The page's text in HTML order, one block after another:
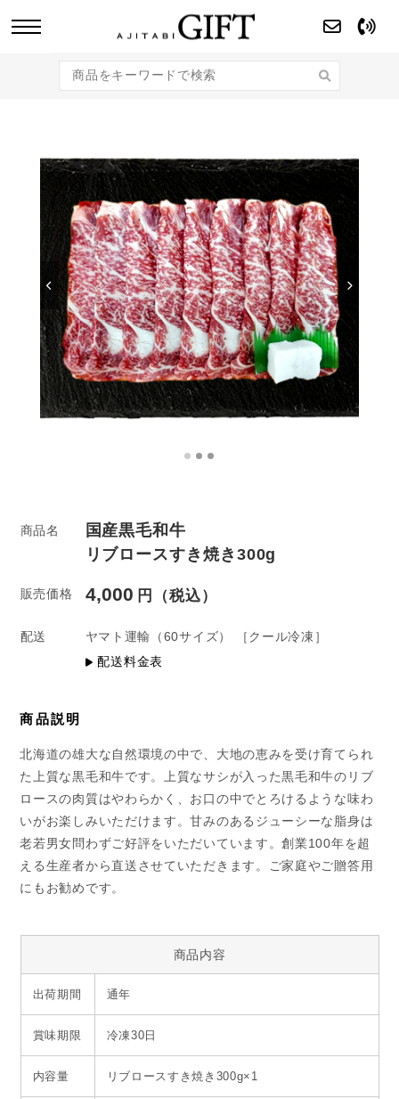
のギフト商品をご提案します。
商品名
国産黒毛和牛
リブロースすき焼き300g
販売価格 4,000
配送 ヤマト運輸 （60サイズ）
［クール冷凍］
配送料金表
商品説明
北海道の雄大な自然環境の中で、大地の恵みを受け育てられ
た上質な黒毛和牛です。上質なサシが入った黒毛和牛のリブ
ロースの肉質はやわらかく、お口の中でとろけるような味わ
いがお楽しみいただけます。甘みのあるジューシーな脂身は
老若男女問わずご好評をいただいています。創業100年を超
える生産者から直送させていただきます。ご家庭やご贈答用
にもお勧めです。
商品内容
出荷期間 通年
賞味期限 冷凍30日
内容量 リブロースすき焼き300g×1